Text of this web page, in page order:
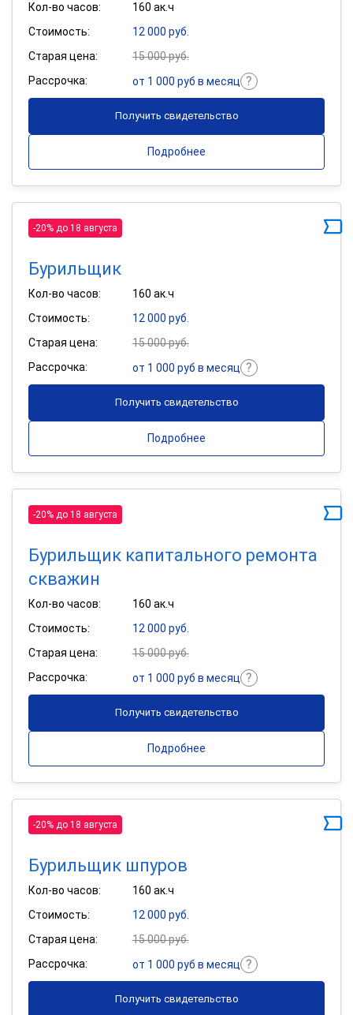
Кол-во часов:
160 ак.ч
Стоимость:
12 000 руб.
Старая цена:
15 000 руб.
Рассрочка:
от 1 000 руб в месяц
Получить свидетельство
Подробнее
-20% до 18 августа
Бурильщик
Кол-во часов:
160 ак.ч
Стоимость:
12 000 руб.
Старая цена:
15 000 руб.
Рассрочка:
от 1 000 руб в месяц
Получить свидетельство
Подробнее
-20% до 18 августа
Бурильщик капитального ремонта
скважин
Кол-во часов:
160 ак.ч
Стоимость:
12 000 руб.
Старая цена:
15 000 руб.
Рассрочка:
от 1 000 руб в месяц
Получить свидетельство
Подробнее
-20% до 18 августа
Бурильщик шпуров
Кол-во часов:
160 ак.ч
Стоимость:
12 000 руб.
Старая цена:
15 000 руб.
Рассрочка:
от 1 000 руб в месяц
Получить свидетельство